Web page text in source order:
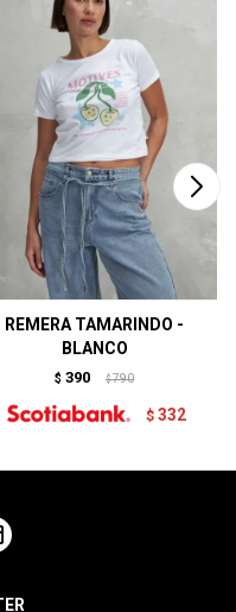
REMERA TAMARINDO -
BLANCO
$ 390 $ 790
$ 332